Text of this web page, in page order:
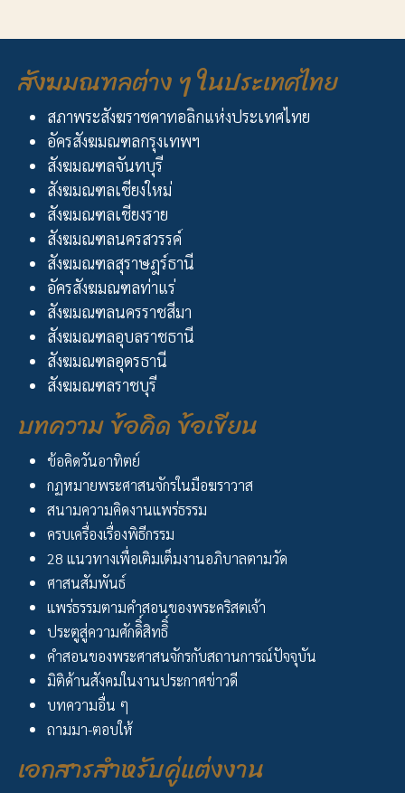
สังฆมณฑลต่าง ๆ ในประเทศไทย
สภาพระสังฆราชคาทอลิกแห่งประเทศไทย
อัครสังฆมณฑลกรุงเทพฯ
สังฆมณฑลจันทบุรี
สังฆมณฑลเชียงใหม่
สังฆมณฑลเชียงราย
สังฆมณฑลนครสวรรค์
สังฆมณฑลสุราษฎร์ธานี
อัครสังฆมณฑลท่าแร่
สังฆมณฑลนครราชสีมา
สังฆมณฑลอุบลราชธานี
สังฆมณฑลอุดรธานี
สังฆมณฑลราชบุรี
บทความ ข้อคิด ข้อเขียน
ข้อคิดวันอาทิตย์
กฏหมายพระศาสนจักรในมือฆราวาส
สนามความคิดงานแพร่ธรรม
ครบเครื่องเรื่องพิธีกรรม
28 แนวทางเพื่อเติมเต็มงานอภิบาลตามวัด
ศาสนสัมพันธ์
แพร่ธรรมตามคำสอนของพระคริสตเจ้า
ประตูสู่ความศักดิิ์สิทธิิ์
คำสอนของพระศาสนจักรกับสถานการณ์ปัจจุบัน
มิติด้านสังคมในงานประกาศข่าวดี
บทความอื่น ๆ
ถามมา-ตอบให้
เอกสารสำหรับคู่แต่งงาน